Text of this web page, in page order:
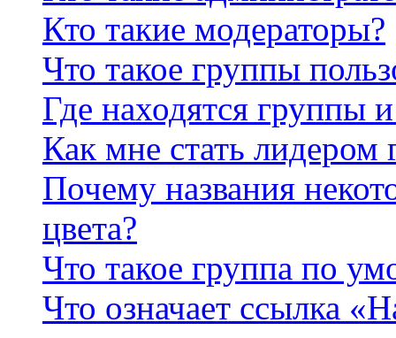
Кто такие модераторы?
Что такое группы
Где находятся группы
Как мне стать лидером
Почему названия
цвета?
Что такое группа по
Что означает ссылка